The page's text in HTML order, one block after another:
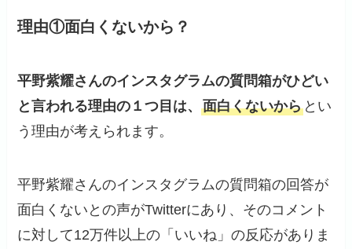
理由①面白くないから？
平野紫耀さんのインスタグラムの質問箱がひどい
と言われる理由の１つ目は、面白くないから とい
う理由が考えられます。
平野紫耀さんのインスタグラムの質問箱の回答が
面白くないとの声がTwitterにあり、そのコメント
に対して12万件以上の「いいね」の反応がありま